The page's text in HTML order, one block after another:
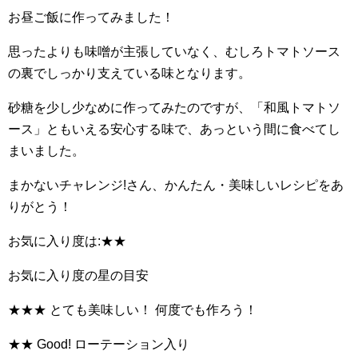
お昼ご飯に作ってみました！
思ったよりも味噌が主張していなく、むしろトマトソース
の裏でしっかり支えている味となります。
砂糖を少し少なめに作ってみたのですが、「和風トマトソ
ース」ともいえる安心する味で、あっという間に食べてし
まいました。
まかないチャレンジ!さん、かんたん・美味しいレシピをあ
りがとう！
お気に入り度は:★★
お気に入り度の星の目安
★★★ とても美味しい！ 何度でも作ろう！
★★ Good! ローテーション入り